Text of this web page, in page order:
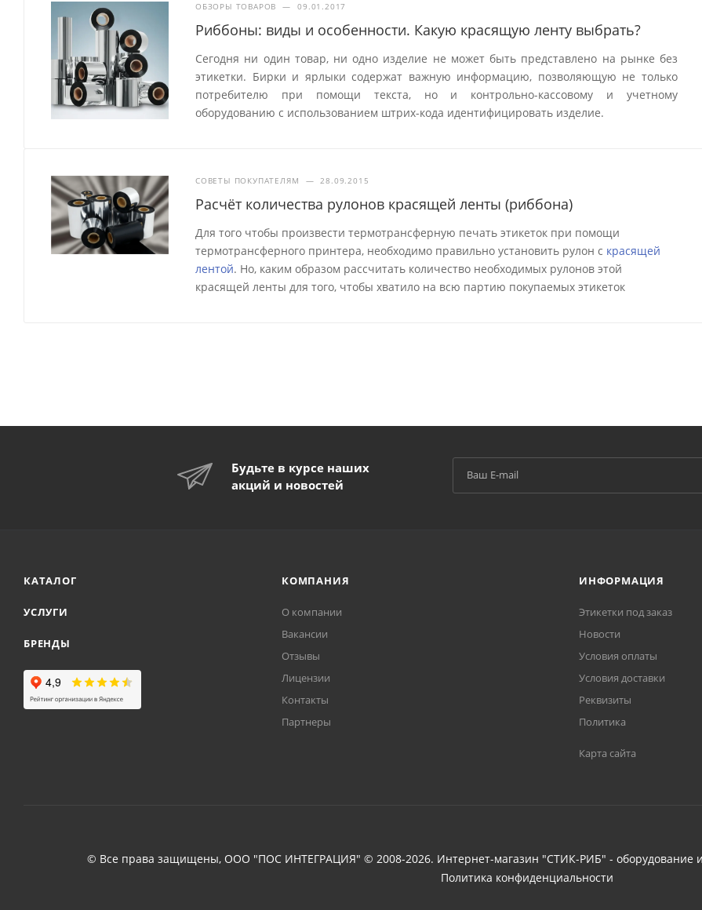
ОБЗОРЫ ТОВАРОВ — 09.01.2017
Риббоны: виды и особенности. Какую красящую ленту выбрать?
Сегодня ни один товар, ни одно изделие не может быть представлено на рынке без
этикетки. Бирки и ярлыки содержат важную информацию, позволяющую не только
потребителю при помощи текста, но и контрольно-кассовому и учетному
оборудованию с использованием штрих-кода идентифицировать изделие.
СОВЕТЫ ПОКУПАТЕЛЯМ — 28.09.2015
Расчёт количества рулонов красящей ленты (риббона)
Для того чтобы произвести термотрансферную печать этикеток при помощи
термотрансферного принтера, необходимо правильно установить рулон с красящей
лентой. Но, каким образом рассчитать количество необходимых рулонов этой
красящей ленты для того, чтобы хватило на всю партию покупаемых этикеток
Будьте в курсе наших
акций и новостей
КАТАЛОГ
УСЛУГИ
БРЕНДЫ
КОМПАНИЯ
О компании
Вакансии
Отзывы
Лицензии
Контакты
Партнеры
ИНФОРМАЦИЯ
Этикетки под заказ
Новости
Условия оплаты
Условия доставки
Реквизиты
Политика
Карта сайта
© Все права защищены, ООО "ПОС ИНТЕГРАЦИЯ" © 2008-2026. Интернет-магазин "СТИК-РИБ" - оборудование
Политика конфиденциальности